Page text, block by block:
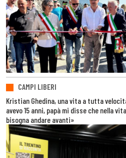
CAMPI LIBERI
Kristian Ghedina, una vita a tutta
avevo 15 anni, papà mi disse che nella
bisogna andare avanti»